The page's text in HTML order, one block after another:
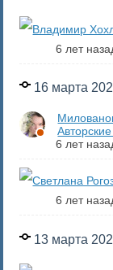
6 лет
16 марта
6 лет
6 лет
13 марта